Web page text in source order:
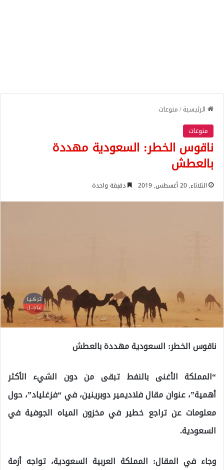
الرئيسية/منوعات
منوعات
ناقوس الخطر: السعودية مهددة
بالعطش
الثلاثاء, 20 أغسطس, 2019 دقيقة واحدة
ناقوس الخطر: السعودية مهددة بالعطش
“المملكة الأغنى بالنفط تبقى من دون الشيء الأكثر
أهمية”، عنوان مقال فلاديمير دوبرينين، في “فزغلياد”، حول
معلومات عن تراجع خطير في مخزون المياه الجوفية في
السعودية.
وجاء في المقال: المملكة العربية السعودية، تواجه أزمة